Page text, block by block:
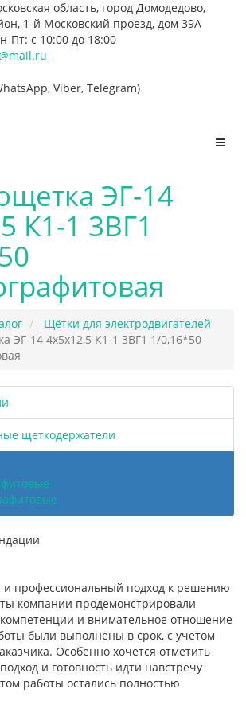
область, город Домодедово,
1-й Московский проезд, дом 39А
Пт: с 10:00 до 18:00
Viber, Telegram)
ЭГ-14
К1-1 3ВГ1
Щётки для электродвигателей
ЭГ-14 4х5х12,5 К1-1 3ВГ1 1/0,16*50
щеткодержатели
профессиональный подход к решению
компании продемонстрировали
и внимательное отношение
были выполнены в срок, с учетом
Особенно хочется отметить
и готовность идти навстречу
работы остались полностью